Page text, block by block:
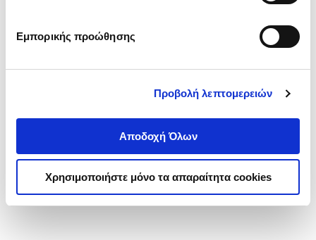
Εμπορικής προώθησης
Προβολή λεπτομερειών
Αποδοχή Όλων
Χρησιμοποιήστε μόνο τα απαραίτητα cookies